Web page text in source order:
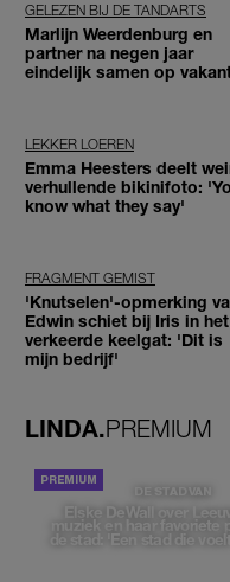
GELEZEN BIJ DE TANDARTS
Marlijn Weerdenburg en
partner na negen jaar
eindelijk samen op
LEKKER LOEREN
Emma Heesters deelt
verhullende bikinifoto:
know what they say'
FRAGMENT GEMIST
'Knutselen'-opmerking
Edwin schiet bij Iris in het
verkeerde keelgat: 'Dit is
mijn bedrijf'
LINDA.PREMIUM
DE STAD VAN
Elske DeWall over
muziek en haar favoriete
de stad: 'Een stad die